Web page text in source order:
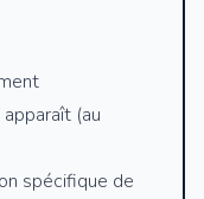
(au
spécifique de